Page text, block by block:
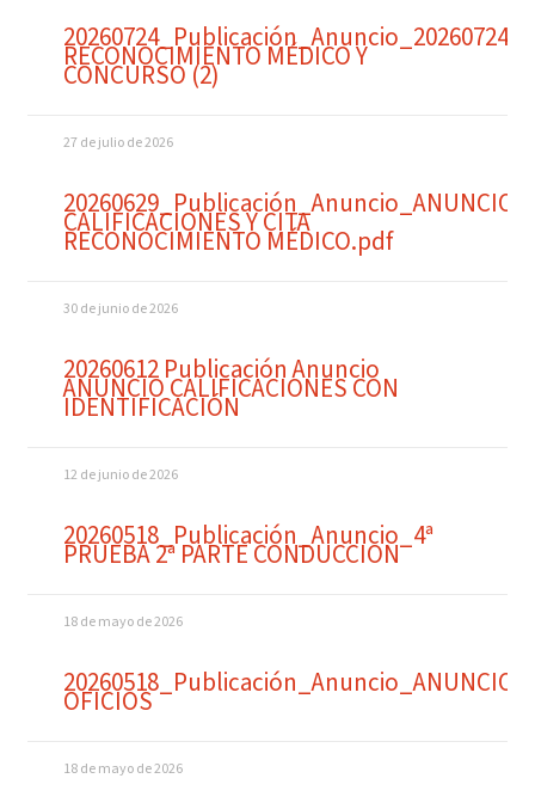
RECONOCIMIENTO MÉDICO Y
CONCURSO (2)
27 de julio de 2026
20260629_Publicación_Anuncio_ANUNCIO
CALIFICACIONES Y CITA
RECONOCIMIENTO MÉDICO.pdf
30 de junio de 2026
20260612 Publicación Anuncio
ANUNCIO CALIFICACIONES CON
IDENTIFICACIÓN
12 de junio de 2026
20260518_Publicación_Anuncio_4ª
PRUEBA 2ª PARTE CONDUCCION
18 de mayo de 2026
20260518_Publicación_Anuncio_ANUNCIO
OFICIOS
18 de mayo de 2026